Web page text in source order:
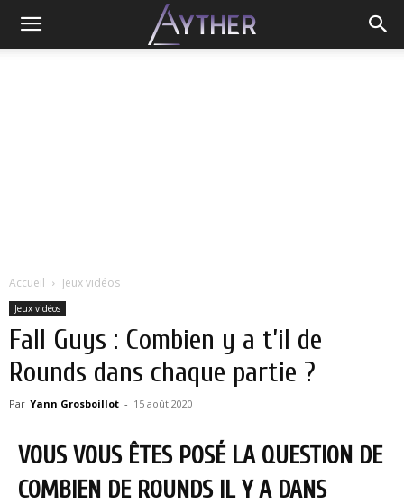
Accueil Jeux vidéos
Jeux vidéos
Fall Guys : Combien y a t’il de
Rounds dans chaque partie ?
Par Yann Grosboillot - 15 août 2020
VOUS VOUS ÊTES POSÉ LA QUESTION DE
COMBIEN DE ROUNDS IL Y A DANS